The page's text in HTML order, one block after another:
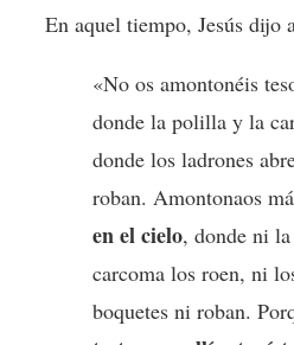
En aquel tiempo, Jesús dijo
«No os amontonéis
donde la polilla y la
donde los ladrones
roban. Amontonaos
en el cielo, donde ni
carcoma los roen, ni
boquetes ni roban.